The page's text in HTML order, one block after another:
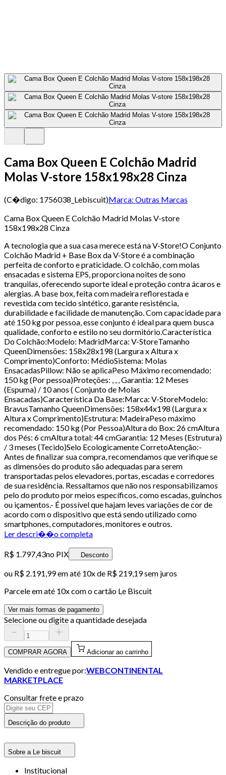
Cama Box Queen E Colchão Madrid
Molas V-store 158x198x28 Cinza
(C�digo: 1756038_Lebiscuit)Marca: Outras Marcas
Cama Box Queen E Colchão Madrid Molas V-store
158x198x28 Cinza
A tecnologia que a sua casa merece está na V-Store!O Conjunto
Colchão Madrid + Base Box da V-Store é a combinação
perfeita de conforto e praticidade. O colchão, com molas
ensacadas e sistema EPS, proporciona noites de sono
tranquilas, oferecendo suporte ideal e proteção contra ácaros e
alergias. A base box, feita com madeira reflorestada e
revestida com tecido sintético, garante resistência,
durabilidade e facilidade de manutenção. Com capacidade para
até 150 kg por pessoa, esse conjunto é ideal para quem busca
qualidade, conforto e estilo no seu dormitório.Característica
Do Colchão:Modelo: MadridMarca: V-StoreTamanho
QueenDimensões: 158x28x198 (Largura x Altura x
Comprimento)Conforto: MédioSistema: Molas
EnsacadasPillow: Não se aplicaPeso Máximo recomendado:
150 kg (Por pessoa)Proteções: , , , Garantia: 12 Meses
(Espuma) / 10 anos ( Conjunto de Molas
Ensacadas)Característica Da Base:Marca: V-StoreModelo:
BravusTamanho QueenDimensões: 158x44x198 (Largura x
Altura x Comprimento)Estrutura: MadeiraPeso máximo
recomendado: 150 kg (Por Pessoa)Altura do Box: 26 cmAltura
dos Pés: 6 cmAltura total: 44 cmGarantia: 12 Meses (Estrutura)
/ 3 meses (Tecido)Selo Ecologicamente CorretoAtenção:-
Antes de finalizar sua compra, recomendamos que verifique se
as dimensões do produto são adequadas para serem
transportadas pelos elevadores, portas, escadas e corredores
de sua residência. Ressaltamos que não nos responsabilizamos
pelo do produto por meios específicos, como escadas, guinchos
ou içamentos.- É possível que hajam leves variações de cor de
acordo com o dispositivo que está sendo utilizado como
smartphones, computadores, monitores e outros.
Ler descri��o completa
R$ 1.797,43no PIX Desconto
ou R$ 2.191,99em até 10x de R$ 219,19 sem juros
Parcele em até 10x com o cartão Le Biscuit
Ver mais formas de pagamento
Selecione ou digite a quantidade desejada
COMPRAR AGORA Adicionar ao carrinho
Vendido e entregue por:WEBCONTINENTAL
MARKETPLACE
Consultar frete e prazo
Descrição do produto
Sobre a Le biscuit
Institucional